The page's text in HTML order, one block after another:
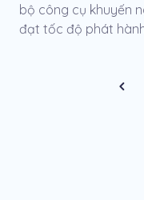
bộ công cụ khuyến
đạt tốc độ phát